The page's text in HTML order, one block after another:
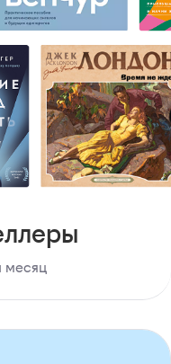
месяц